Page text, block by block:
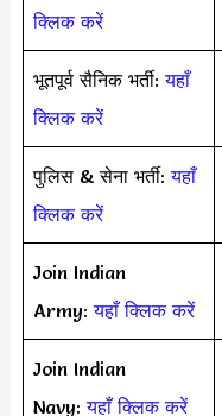
क्लिक करें
भूतपूर्व सैनिक भर्ती:यहाँ
क्लिक करें
पुलिस & सेना भर्ती:यहाँ
क्लिक करें
Join Indian
Army:यहाँ क्लिक करें
Join Indian
Navy:यहाँ क्लिक करें